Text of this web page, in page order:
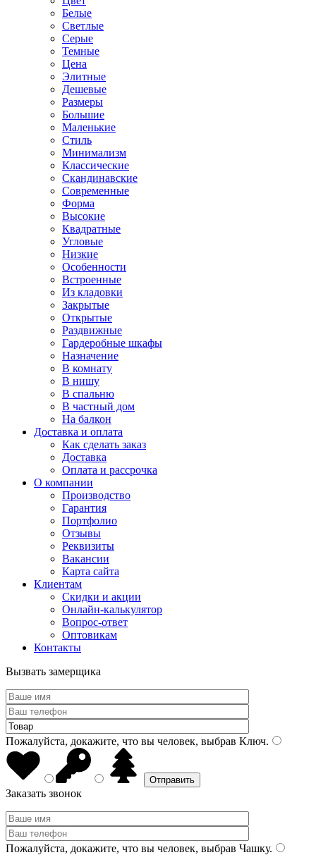
Белые
Светлые
Серые
Темные
Цена
Элитные
Дешевые
Размеры
Большие
Маленькие
Стиль
Минимализм
Классические
Скандинавские
Современные
Форма
Высокие
Квадратные
Угловые
Низкие
Особенности
Встроенные
Из кладовки
Закрытые
Открытые
Раздвижные
Гардеробные шкафы
Назначение
В комнату
В нишу
В спальню
В частный дом
На балкон
Доставка и оплата
Как сделать заказ
Доставка
Оплата и рассрочка
О компании
Производство
Гарантия
Портфолио
Отзывы
Реквизиты
Вакансии
Карта сайта
Клиентам
Скидки и акции
Онлайн-калькулятор
Вопрос-ответ
Оптовикам
Контакты
Вызвать замерщика
Пожалуйста, докажите, что вы человек, выбрав Ключ.
Заказать звонок
Пожалуйста, докажите, что вы человек, выбрав Чашку.